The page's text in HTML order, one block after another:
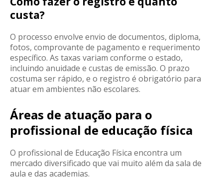
custa?
O processo envolve envio de documentos, diploma,
fotos, comprovante de pagamento e requerimento
específico. As taxas variam conforme o estado,
incluindo anuidade e custas de emissão. O prazo
costuma ser rápido, e o registro é obrigatório para
atuar em ambientes não escolares.
Áreas de atuação para o
profissional de educação física
O profissional de Educação Física encontra um
mercado diversificado que vai muito além da sala de
aula e das academias.